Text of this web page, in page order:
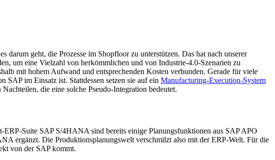
darum geht, die Prozesse im Shopfloor zu unterstützen. Das hat nach unserer
um eine Vielzahl von herkömmlichen und von Industrie-4.0-Szenarien zu
mit hohem Aufwand und entsprechenden Kosten verbunden. Gerade für viele
im Einsatz ist. Stattdessen setzen sie auf ein Manufacturing-Execution-System
die eine solche Pseudo-Integration bedeutet.
Suite SAP S/4HANA sind bereits einige Planungsfunktionen aus SAP APO
ergänzt. Die Produktionsplanungswelt verschmilzt also mit der ERP-Welt. Für die
von der SAP kommt.